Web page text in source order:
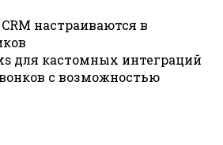
настраиваются в
для кастомных интеграций
с возможностью